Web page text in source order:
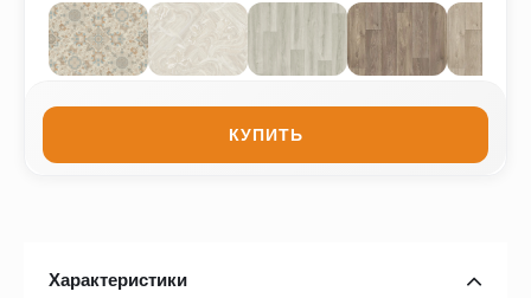
КУПИТЬ
Характеристики